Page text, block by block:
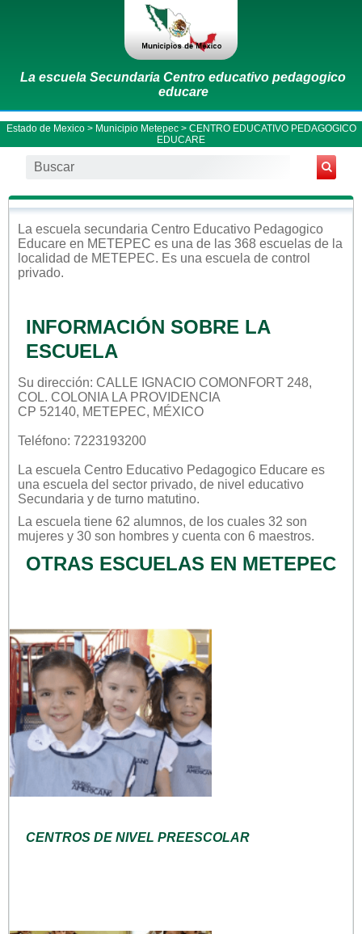
La escuela Secundaria Centro educativo pedagogico
educare
Estado de Mexico> Municipio Metepec> CENTRO EDUCATIVO PEDAGOGICO
EDUCARE
La escuela secundaria Centro Educativo Pedagogico
Educare en METEPEC es una de las 368 escuelas de la
localidad de METEPEC. Es una escuela de control
privado.
INFORMACIÓN SOBRE LA
ESCUELA
Su dirección: CALLE IGNACIO COMONFORT 248,
COL. COLONIA LA PROVIDENCIA
CP 52140, METEPEC, MÉXICO
Teléfono: 7223193200
La escuela Centro Educativo Pedagogico Educare es
una escuela del sector privado, de nivel educativo
Secundaria y de turno matutino.
La escuela tiene 62 alumnos, de los cuales 32 son
mujeres y 30 son hombres y cuenta con 6 maestros.
OTRAS ESCUELAS EN METEPEC
CENTROS DE NIVEL PREESCOLAR